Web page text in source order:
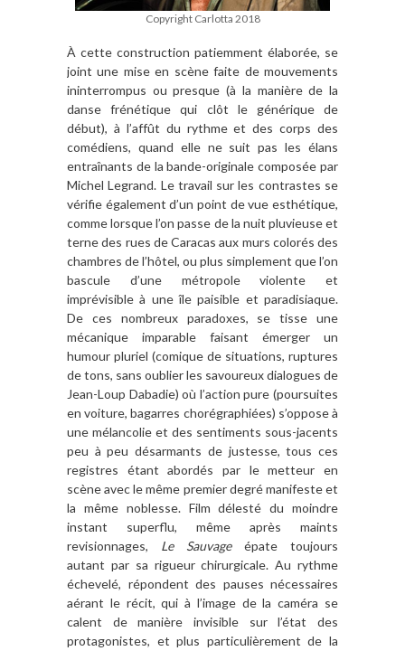
Copyright Carlotta 2018
À cette construction patiemment élaborée, se
joint une mise en scène faite de mouvements
ininterrompus ou presque (à la manière de la
danse frénétique qui clôt le générique de
début), à l’affût du rythme et des corps des
comédiens, quand elle ne suit pas les élans
entraînants de la bande-originale composée par
Michel Legrand. Le travail sur les contrastes se
vérifie également d’un point de vue esthétique,
comme lorsque l’on passe de la nuit pluvieuse et
terne des rues de Caracas aux murs colorés des
chambres de l’hôtel, ou plus simplement que l’on
bascule d’une métropole violente et
imprévisible à une île paisible et paradisiaque.
De ces nombreux paradoxes, se tisse une
mécanique imparable faisant émerger un
humour pluriel (comique de situations, ruptures
de tons, sans oublier les savoureux dialogues de
Jean-Loup Dabadie) où l’action pure (poursuites
en voiture, bagarres chorégraphiées) s’oppose à
une mélancolie et des sentiments sous-jacents
peu à peu désarmants de justesse, tous ces
registres étant abordés par le metteur en
scène avec le même premier degré manifeste et
la même noblesse. Film délesté du moindre
instant superflu, même après maints
revisionnages, Le Sauvageépate toujours
autant par sa rigueur chirurgicale. Au rythme
échevelé, répondent des pauses nécessaires
aérant le récit, qui à l’image de la caméra se
calent de manière invisible sur l’état des
protagonistes, et plus particulièrement de la